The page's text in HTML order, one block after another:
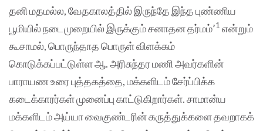
தனி மதமல்ல, வேதகாலத்தில் இருந்தே இந்த புண்ணிய
பூமியில் நடைமுறையில் இருக்கும் சனாதன தர்மம்’1 என்றும்
கூசாமல், பொருந்தாத பொருள் விளக்கம்
கொடுக்கப்பட்டுள்ள ஆ. அரிசுந்தர மணி அவர்களின்
பாராயண உரை புத்தகத்தை, மக்களிடம் சேர்ப்பிக்க
கடைக்காரர்கள் முனைப்பு காட்டுகிறார்கள். சாமான்ய
மக்களிடம் அய்யா வைகுண்டரின் கருத்துக்களை தவறாகக்